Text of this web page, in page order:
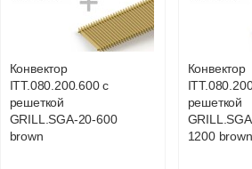
Подъем на этаж.
услуга платная
возможность
Доставка в регионы России.
Конвектор
ITT.080.200.600 с
решеткой
GRILL.SGA-20-600
brown
Конвектор
решеткой
1200 brown